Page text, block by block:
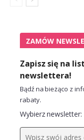
ZAMÓW
Zapisz się na
newslettera!
Bądź na bieżąco z
rabaty.
Wybierz newsletter: